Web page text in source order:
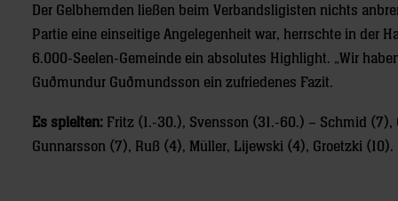
Der Gelbhemden ließen beim Verbandsligisten nichts
Partie eine einseitige Angelegenheit war, herrschte in der
6.000-Seelen-Gemeinde ein absolutes Highlight. „Wir
Guðmundur Guðmundsson ein zufriedenes Fazit.
Es spielten: Fritz (1.-30.), Svensson (31.-60.) – Schmid
Gunnarsson (7), Ruß (4), Müller, Lijewski (4), Groetzki (10).